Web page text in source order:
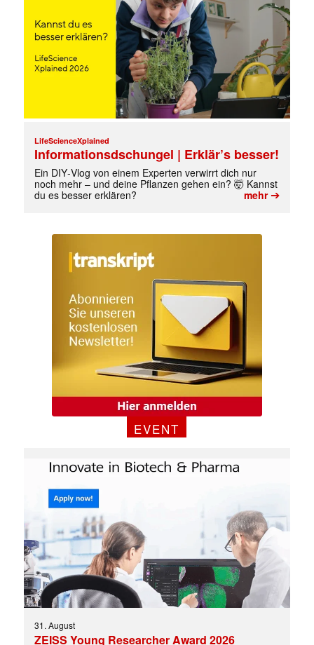
LifeScienceXplained
Informationsdschungel | Erklär’s besser!
Ein DIY‑Vlog von einem Experten verwirrt dich nur
noch mehr – und deine Pflanzen gehen ein? 🤯 Kannst
du es besser erklären?
mehr➔
EVENT
31. August
ZEISS Young Researcher Award 2026